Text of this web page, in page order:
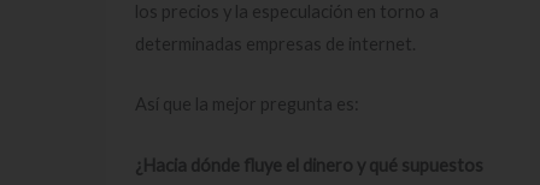
los precios y la especulación en torno a
determinadas empresas de internet.
Así que la mejor pregunta es:
¿Hacia dónde fluye el dinero y qué supuestos